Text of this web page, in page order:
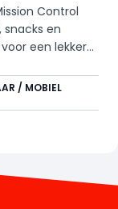
Control
en
een lekkere
/ MOBIEL